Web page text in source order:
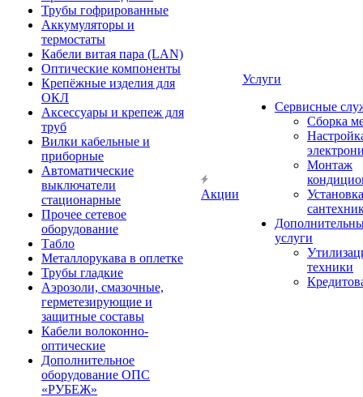
Трубы гофрированные
Аккумуляторы и
термостаты
Кабели витая пара (LAN)
Оптические компоненты
Крепёжные изделия для
ОКЛ
Аксессуары и крепеж для
труб
Вилки кабельные и
приборные
Автоматические
выключатели
стационарные
Прочее сетевое
оборудование
Табло
Металлорукава в оплетке
Трубы гладкие
Аэрозоли, смазочные,
герметезирующие и
защитные составы
Кабели волоконно-
оптические
Дополнительное
оборудование ОПС
«РУБЕЖ»
Акции
Услуги
Сервисные
Сборка
Монтаж
Установка
услуги
техники